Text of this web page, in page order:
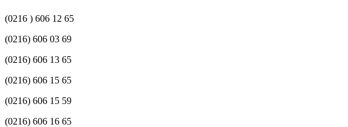
(0216 ) 606 12 65
(0216) 606 03 69
(0216) 606 13 65
(0216) 606 15 65
(0216) 606 15 59
(0216) 606 16 65